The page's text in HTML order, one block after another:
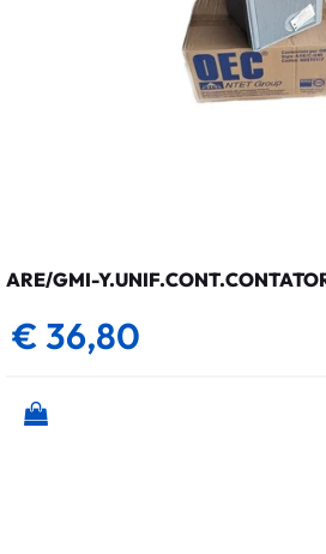
ARE/GMI-
€ 36,80
Quantità